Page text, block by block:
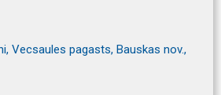
Vecsaules pagasts, Bauskas nov.,